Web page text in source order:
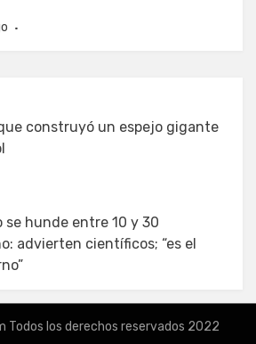
construyó un espejo gigante
se hunde entre 10 y 30
advierten científicos; “es el
Todos los derechos reservados 2022